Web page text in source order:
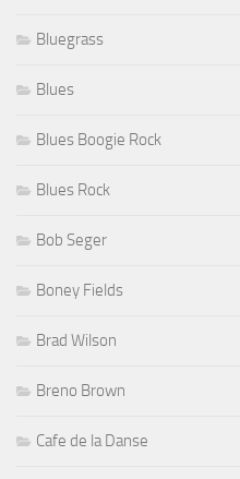
Bluegrass
Blues
Blues Boogie Rock
Blues Rock
Bob Seger
Boney Fields
Brad Wilson
Breno Brown
Cafe de la Danse